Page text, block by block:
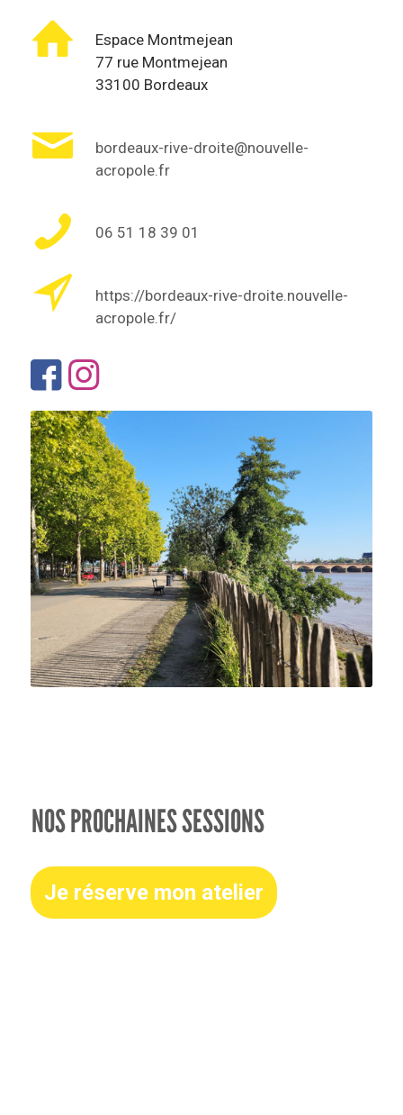
Espace Montmejean
77 rue Montmejean
33100 Bordeaux
bordeaux-rive-droite@nouvelle-
acropole.fr
06 51 18 39 01
https://bordeaux-rive-droite.nouvelle-
acropole.fr/
NOS PROCHAINES SESSIONS
Je réserve mon atelier